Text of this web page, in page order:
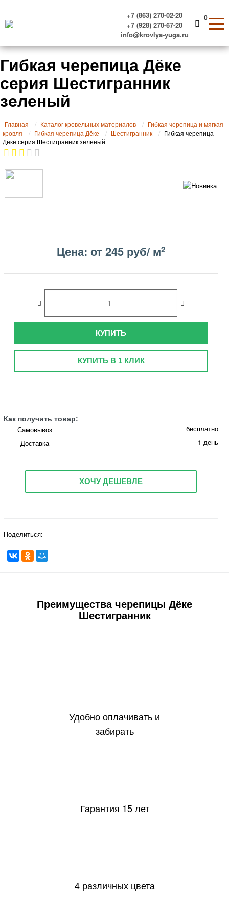
+7 (863) 270-02-20
+7 (928) 270-67-20
info@krovlya-yuga.ru
0
Гибкая черепица Дёке
серия Шестигранник
зеленый
Главная Каталог кровельных материалов
Гибкая черепица и мягкая
кровля
Гибкая черепица Дёке Шестигранник
Гибкая черепица
Дёке серия Шестигранник зеленый
Цена: от 245 руб/ м2
КУПИТЬ
КУПИТЬ В 1 КЛИК
Как получить товар:
Самовывоз
бесплатно
Доставка
1 день
ХОЧУ ДЕШЕВЛЕ
Поделиться:
Преимущества черепицы Дёке
Шестигранник
Удобно оплачивать и
забирать
Гарантия 15 лет
4 различных цвета